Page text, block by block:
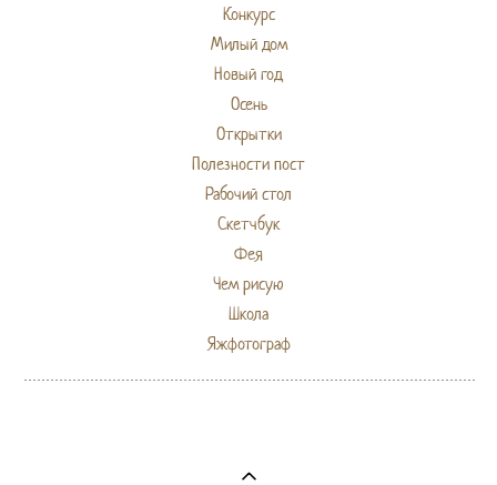
Конкурс
Милый дом
Новый год
Осень
Открытки
Полезности пост
Рабочий стол
Скетчбук
Фея
Чем рисую
Школа
Яжфотограф